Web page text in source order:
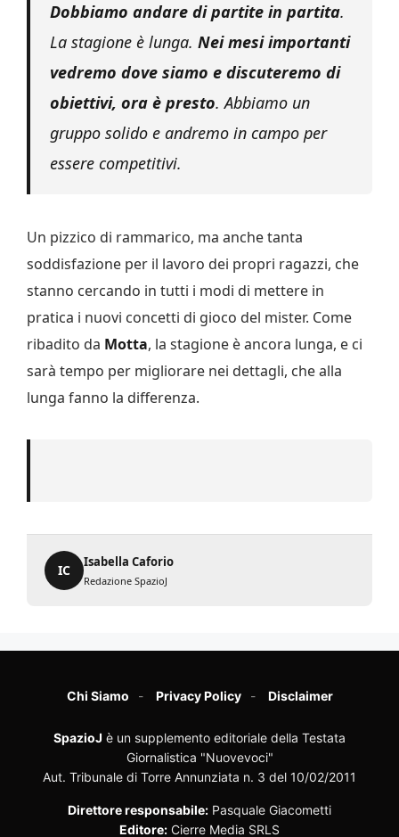
Dobbiamo andare di partite in partita.
La stagione è lunga. Nei mesi importanti
vedremo dove siamo e discuteremo di
obiettivi, ora è presto. Abbiamo un
gruppo solido e andremo in campo per
essere competitivi.
Un pizzico di rammarico, ma anche tanta
soddisfazione per il lavoro dei propri ragazzi, che
stanno cercando in tutti i modi di mettere in
pratica i nuovi concetti di gioco del mister. Come
ribadito da Motta, la stagione è ancora lunga, e ci
sarà tempo per migliorare nei dettagli, che alla
lunga fanno la differenza.
IC
Isabella Caforio
Redazione SpazioJ
Chi Siamo Privacy Policy Disclaimer
SpazioJ è un supplemento editoriale della Testata
Giornalistica "Nuovevoci"
Aut. Tribunale di Torre Annunziata n. 3 del 10/02/2011
Direttore responsabile: Pasquale Giacometti
Editore: Cierre Media SRLS